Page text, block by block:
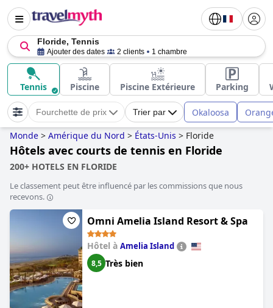
Floride, Tennis
Ajouter des dates 2 clients 1 chambre
Tennis Piscine Piscine Extérieure Parking
Fourchette de prix Trier par Okaloosa
Monde > Amérique du Nord > États-Unis > Floride
Hôtels avec courts de tennis en Floride
200+ HOTELS EN FLORIDE
Le classement peut être influencé par les commissions que nous
recevons.
Omni Amelia Island Resort & Spa
Hôtel à Amelia Island
8,5 Très bien